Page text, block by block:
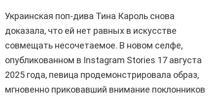
Украинская поп-дива Тина Кароль снова
доказала, что ей нет равных в искусстве
совмещать несочетаемое. В новом селфе,
опубликованном в Instagram Stories 17 августа
2025 года, певица продемонстрировала образ,
мгновенно приковавший внимание поклонников